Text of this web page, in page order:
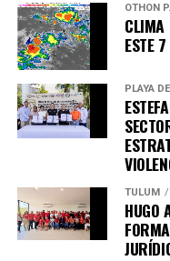
OTHON
CLIMA
ESTE
PLAYA
TULUM
HUGO